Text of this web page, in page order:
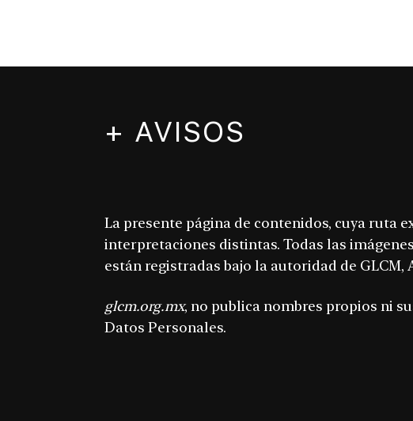
+ AVISOS
La presente página de contenidos, cuya ruta
interpretaciones distintas. Todas las
están registradas bajo la autoridad de GLCM,
glcm.org.mx, no publica nombres propios ni
Datos Personales.